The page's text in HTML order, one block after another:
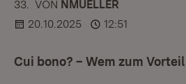
33. KOMMENTAR
VON :NMUELLER
20.10.2025
12:51
Cui bono? – Wem zum